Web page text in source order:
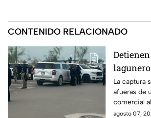
CONTENIDO RELACIONADO
lagunero
alias “El
La captura
afueras de
comercial
ciudad; le
agosto 07,